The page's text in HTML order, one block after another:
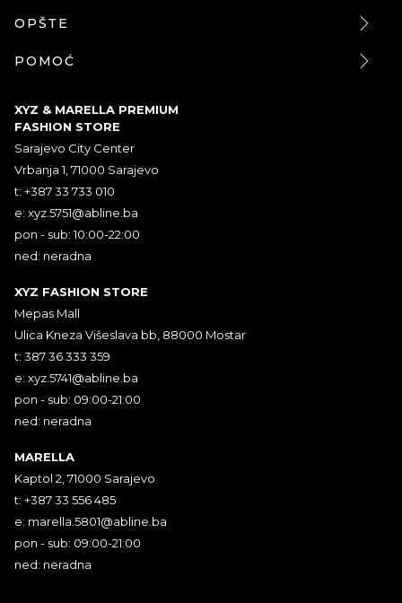
OPŠTE
POMOĆ
XYZ & MARELLA PREMIUM
FASHION STORE
Sarajevo City Center
Vrbanja 1, 71000 Sarajevo
t: +387 33 733 010
e: xyz.5751@abline.ba
pon - sub: 10:00-22:00
ned: neradna
XYZ FASHION STORE
Mepas Mall
Ulica Kneza Višeslava bb, 88000 Mostar
t: 387 36 333 359
e: xyz.5741@abline.ba
pon - sub: 09:00-21:00
ned: neradna
MARELLA
Kaptol 2, 71000 Sarajevo
t: +387 33 556 485
e: marella.5801@abline.ba
pon - sub: 09:00-21:00
ned: neradna